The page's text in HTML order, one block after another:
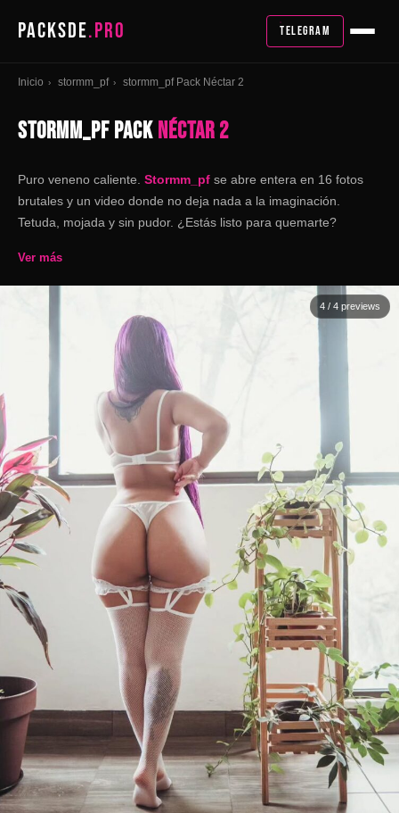
PACKSDE.PRO TELEGRAM
Inicio › stormm_pf › stormm_pf Pack Néctar 2
STORMM_PF PACKNÉCTAR 2
Puro veneno caliente. Stormm_pf se abre entera en 16 fotos
brutales y un video donde no deja nada a la imaginación.
Tetuda, mojada y sin pudor. ¿Estás listo para quemarte?
Ver más
4 / 4 previews